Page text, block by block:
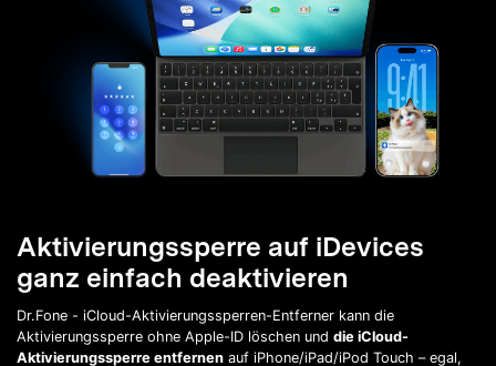
Aktivierungssperre auf iDevices
ganz einfach deaktivieren
Dr.Fone - iCloud-Aktivierungssperren-Entferner kann die
Aktivierungssperre ohne Apple-ID löschen und die iCloud-
Aktivierungssperre entfernen auf iPhone/iPad/iPod Touch – egal,